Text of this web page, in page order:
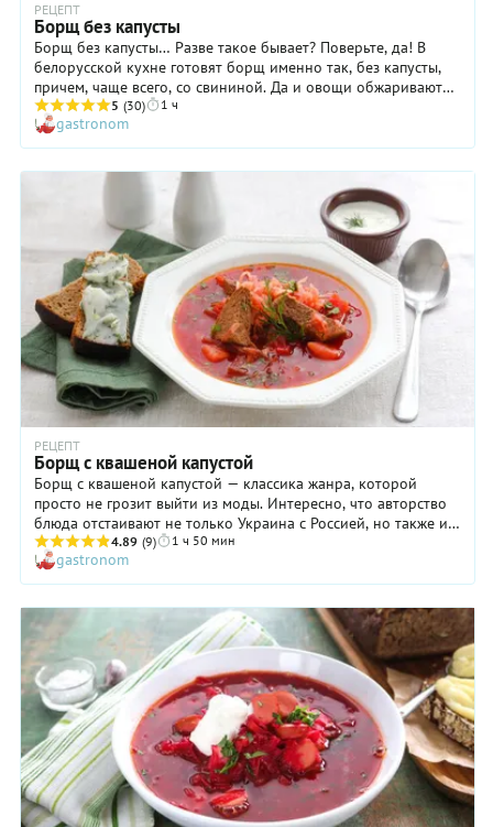
РЕЦЕПТ
Борщ без капусты
Борщ без капусты… Разве такое бывает? Поверьте, да! В
белорусской кухне готовят борщ именно так, без капусты,
причем, чаще всего, со свининой. Да и овощи обжаривают
на сале. Иногда в такой борщ еще и добавляют свекольный
квас, но это уже вариации на тему, коим, как известно, нет
числа. Чтобы сделать блюдо более сытным, но особо не
усложнять его приготовление, мы добавили
консервированную фасоль. Какую выбрать, белую или
красную, в собственном соку или в томатном соусе —
решать только вам. Если же идея с фасолью кажется вам не
слишком удачной, замените ее чуть большим количеством
картофеля. Или просто не кладите, но пропорции
оставшихся ингредиентов не меняйте: в состав борща без
капусты входит довольно много овощей, и он получается
очень насыщенным.
5 (30) 1 ч
gastronom
РЕЦЕПТ
Борщ с квашеной капустой
Борщ с квашеной капустой — классика жанра, которой
просто не грозит выйти из моды. Интересно, что авторство
блюда отстаивают не только Украина с Россией, но также и
Польша, Молдавия и даже Румыния. Хотя, если задуматься,
все эти споры не имеют особого значения: свеклу и капусту,
основные ингредиенты борща, выращивались со времен
Древнего Рима, поэтому соединить их в одном блюде могли
уже тогда. Но дискуссии об авторстве отступают на задний
план, когда встает вопрос о самом правильном рецепте
блюда. Борщ готовят на говяжьем и свином бульоне, с
добавлением картофеля или без, со свежей капустой или с
квашеной… Вариантов сотни! Предлагаем вам приготовить
один из них — борщ с квашеной капустой, которая, на наш
взгляд, придает блюду более пикантный вкус и интересную
текстуру. Получается сытно, аппетитно и очень-очень
вкусно!
4.89 (9) 1 ч 50 мин
gastronom